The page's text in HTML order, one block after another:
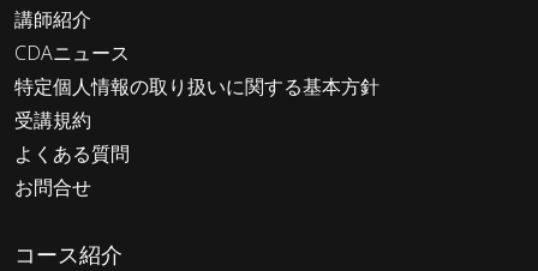
講師紹介
CDAニュース
特定個人情報の取り扱いに関する基本方針
受講規約
よくある質問
お問合せ
コース紹介